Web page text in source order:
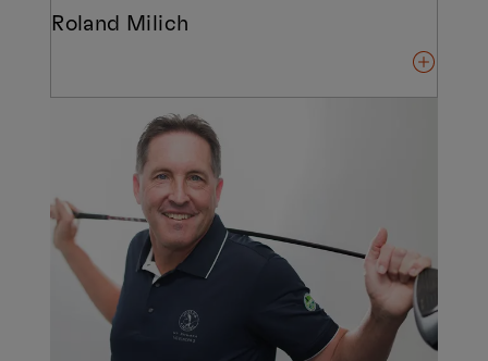
Roland Milich